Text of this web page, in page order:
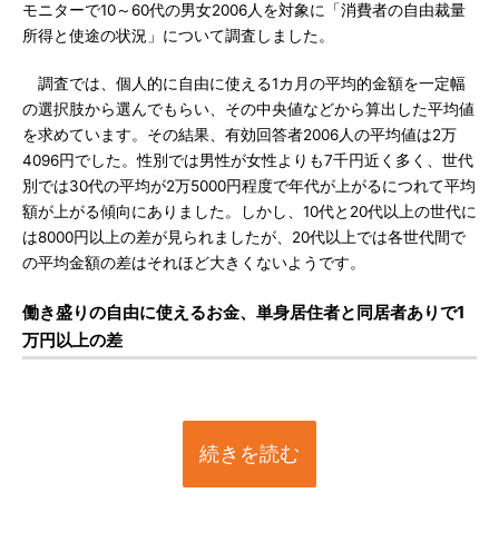
モニターで10～60代の男女2006人を対象に「消費者の自由裁量
所得と使途の状況」について調査しました。
調査では、個人的に自由に使える1カ月の平均的金額を一定幅
の選択肢から選んでもらい、その中央値などから算出した平均値
を求めています。その結果、有効回答者2006人の平均値は2万
4096円でした。性別では男性が女性よりも7千円近く多く、世代
別では30代の平均が2万5000円程度で年代が上がるにつれて平均
額が上がる傾向にありました。しかし、10代と20代以上の世代に
は8000円以上の差が見られましたが、20代以上では各世代間で
の平均金額の差はそれほど大きくないようです。
働き盛りの自由に使えるお金、単身居住者と同居者ありで1
万円以上の差
続きを読む